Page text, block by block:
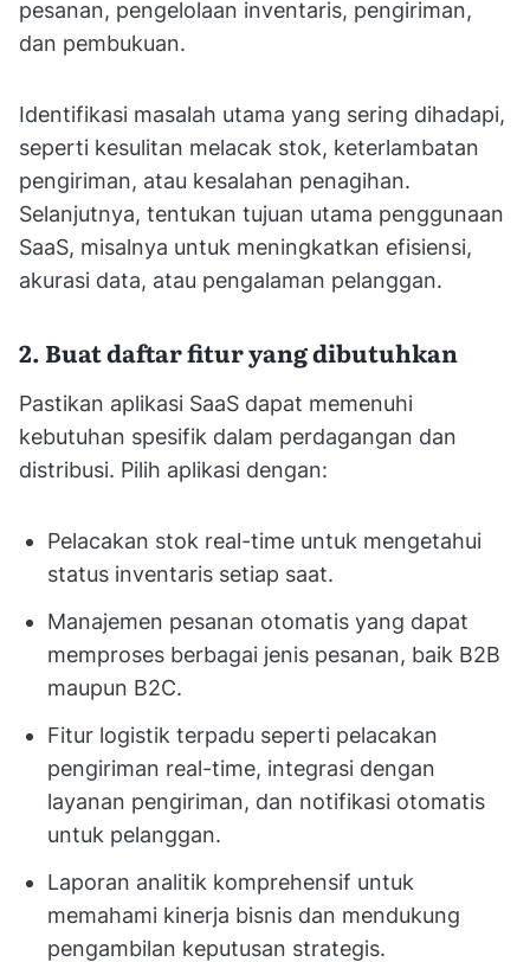
pesanan, pengelolaan inventaris, pengiriman,
dan pembukuan.
Identifikasi masalah utama yang sering dihadapi,
seperti kesulitan melacak stok, keterlambatan
pengiriman, atau kesalahan penagihan.
Selanjutnya, tentukan tujuan utama penggunaan
SaaS, misalnya untuk meningkatkan efisiensi,
akurasi data, atau pengalaman pelanggan.
2. Buat daftar fitur yang dibutuhkan
Pastikan aplikasi SaaS dapat memenuhi
kebutuhan spesifik dalam perdagangan dan
distribusi. Pilih aplikasi dengan:
Pelacakan stok real-time untuk mengetahui
status inventaris setiap saat.
Manajemen pesanan otomatis yang dapat
memproses berbagai jenis pesanan, baik B2B
maupun B2C.
Fitur logistik terpadu seperti pelacakan
pengiriman real-time, integrasi dengan
layanan pengiriman, dan notifikasi otomatis
untuk pelanggan.
Laporan analitik komprehensif untuk
memahami kinerja bisnis dan mendukung
pengambilan keputusan strategis.